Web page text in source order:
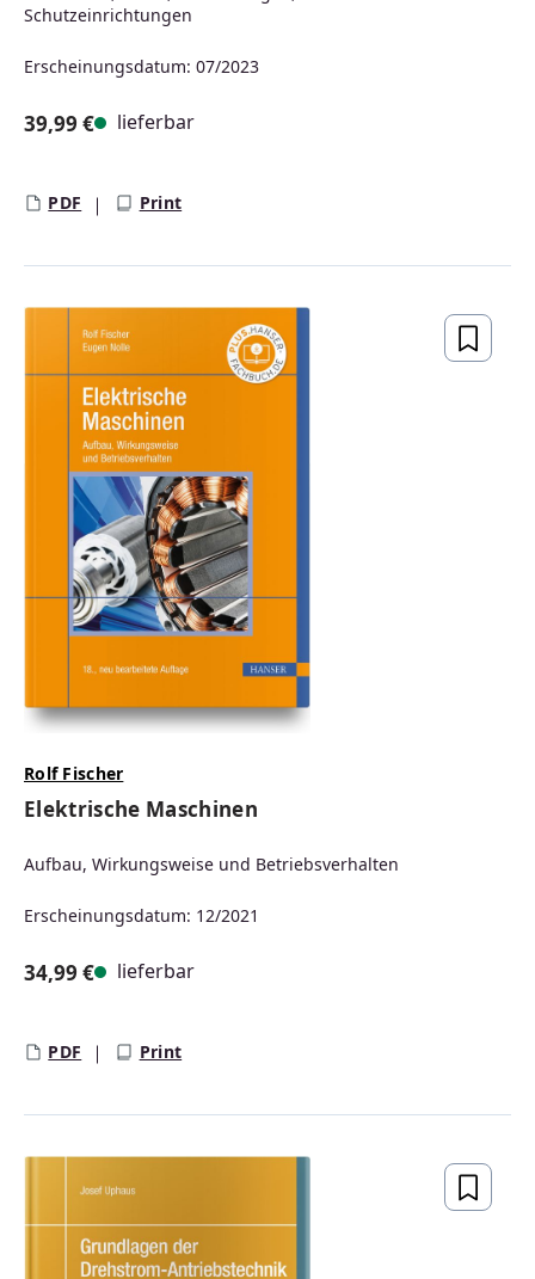
Schutzeinrichtungen
Erscheinungsdatum: 07/2023
39,99 € lieferbar
PDF Print
Rolf Fischer
Elektrische Maschinen
Aufbau, Wirkungsweise und Betriebsverhalten
Erscheinungsdatum: 12/2021
34,99 € lieferbar
PDF Print